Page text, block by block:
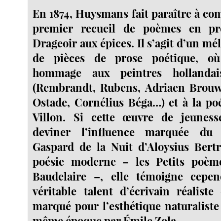
En 1874, Huysmans fait paraître à
premier recueil de poèmes en
Drageoir aux épices. Il s’agit d’un
de pièces de prose poétique,
hommage aux peintres
(Rembrandt, Rubens, Adriaen
Ostade, Cornélius Béga…) et à la
Villon. Si cette œuvre de
deviner l’influence marquée
Gaspard de la Nuit d’Aloysius
poésie moderne – les Petits
Baudelaire –, elle témoigne
véritable talent d’écrivain
marqué pour l’esthétique